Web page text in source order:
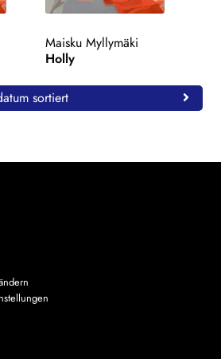
Maisku Myllymäki
Holly
sortiert